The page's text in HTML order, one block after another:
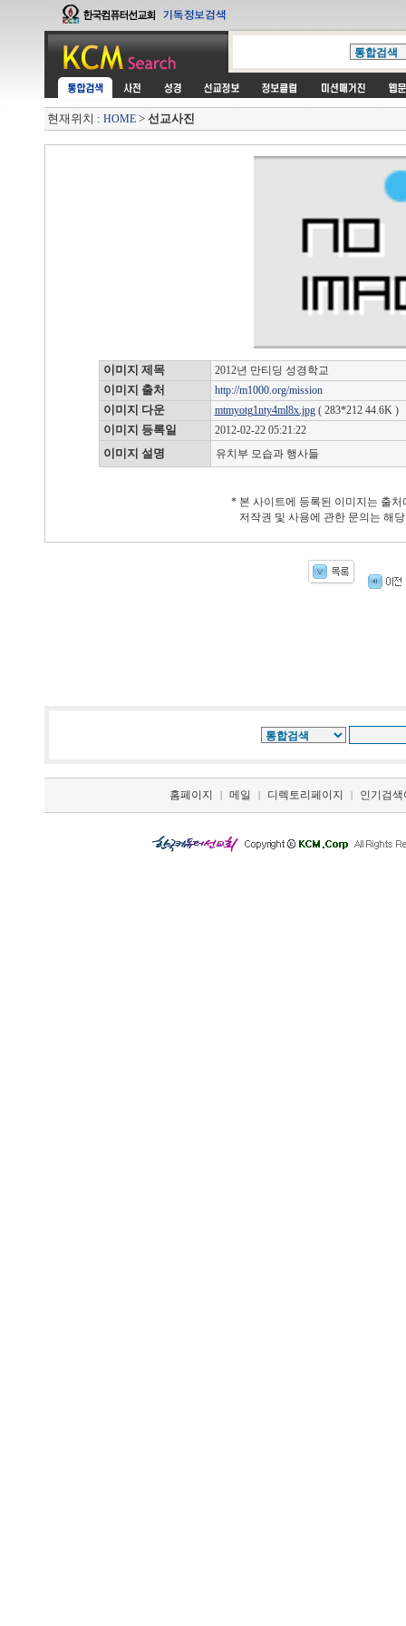
현재위치 : HOME > 선교사진
이미지 제목 2012년 만티딩 성경학교
이미지 출처 http://m1000.org/mission
이미지 다운 mtmyotg1nty4ml8x.jpg( 283*212 44.6K )
이미지 등록일 2012-02-22 05:21:22
이미지 설명 유치부 모습과 행사들
* 본 사이트에 등록된 이미지는 출
저작권 및 사용에 관한 문의는 해
홈페이지 | 메일 | 디렉토리페이지 | 인기검색